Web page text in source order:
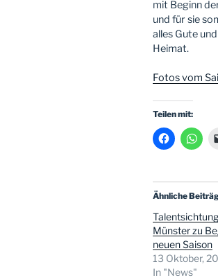
mit Beginn
und für sie
alles Gute
Heimat.
Fotos vom
Teilen mit:
Ähnliche
Münster zu
neuen Saison
13 Oktober,
In "News"